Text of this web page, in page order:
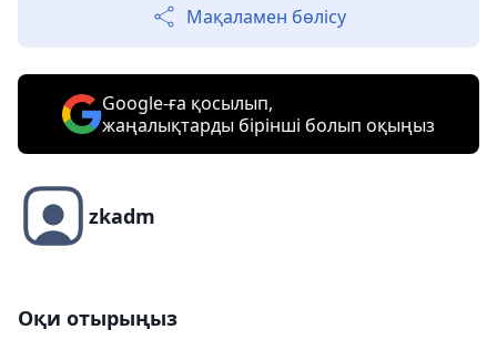
Мақаламен бөлісу
Google-ға қосылып,
жаңалықтарды бірінші болып оқыңыз
zkadm
Оқи отырыңыз